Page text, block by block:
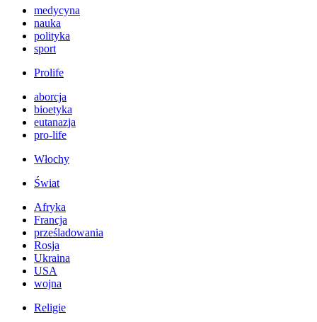
medycyna
nauka
polityka
sport
Prolife
aborcja
bioetyka
eutanazja
pro-life
Włochy
Świat
Afryka
Francja
prześladowania
Rosja
Ukraina
USA
wojna
Religie